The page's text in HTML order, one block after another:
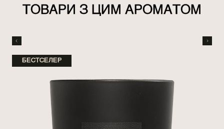
ТОВАРИ З ЦИМ АРОМАТОМ
БЕСТСЕЛЕР